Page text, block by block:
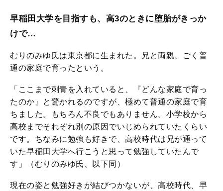
早稲田大学を目指すも、高3のときに堕胎がきっか
けで…
むりのみゆ氏は東京都に生まれた。兄と両親、ごく普
通の家庭で育ったという。
「ここまで刺青を入れていると、『どんな家庭で育っ
たのか』と驚かれるのですが、極めて普通の家庭で育
ちました。もちろん不良でもありません。小学校から
高校までそれぞれ別の原因でいじめられていたくらい
です。ちなみに勉強も好きで、高校時代は兄が通って
いた早稲田大学へ行こうと思って勉強していたんで
す」（むりのみゆ氏、以下同）
現在の姿と勉強好きが結びつかないが、高校時代、早